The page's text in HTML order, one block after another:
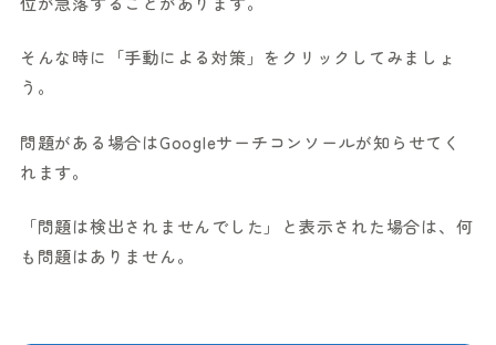
そんな時に「手動による対策」をクリックしてみましょ
う。
問題がある場合はGoogleサーチコンソールが知らせてく
れます。
「問題は検出されませんでした」と表示された場合は、何
も問題はありません。